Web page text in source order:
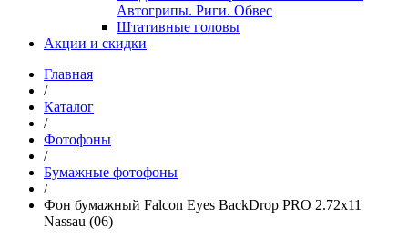
Автогрипы. Риги. Обвес
Штативные головы
Акции и скидки
Главная
/
Каталог
/
Фотофоны
/
Бумажные фотофоны
/
Фон бумажный Falcon Eyes BackDrop PRO 2.72x11
Nassau (06)